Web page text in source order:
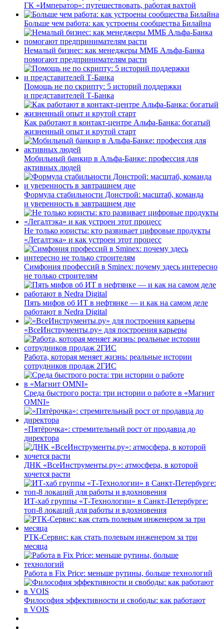
ГК «Император»: путешествовать, работая вахтой
Больше чем работа: как устроены сообщества Билайна
Немалый бизнес: как менеджеры ММБ Альфа-Банка
помогают предпринимателям расти
Помощь не по скрипту: 5 историй поддержки
и представителей Т-Банка
Как работают в контакт-центре Альфа-Банка: богатый
жизненный опыт и крутой старт
Мобильный банкир в Альфа-Банке: профессия для
активных людей
Формула стабильности Донстрой: масштаб, команда
и уверенность в завтрашнем дне
Не только юристы: кто развивает цифровые продукты
«Легалтэка» и как устроен этот процесс
Симфония профессий в Sminex: почему здесь интересно
не только строителям
Пять мифов об ИТ в нефтянке — и как на самом деле
работают в Nedra Digital
«ВсеИнструменты.ру» для построения карьеры
Работа, которая меняет жизнь: реальные истории
сотрудников продаж 2ГИС
Среда быстрого роста: три истории о работе в «Магнит
OMNI»
«Пятёрочка»: стремительный рост от продавца до
директора
ДНК «ВсеИнструменты.ру»: атмосфера, в которой
хочется расти
ИТ-хаб группы «Т-Технологии» в Санкт-Петербурге:
топ-8 локаций для работы и вдохновения
РТК-Сервис: как стать полевым инженером за три
месяца
Работа в Fix Price: меньше рутины, больше технологий
Философия эффективности и свободы: как работают
в VOIS